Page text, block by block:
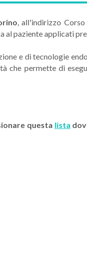
, all'indirizzo
al paziente applicati
e di tecnologie
che permette di
questa lista